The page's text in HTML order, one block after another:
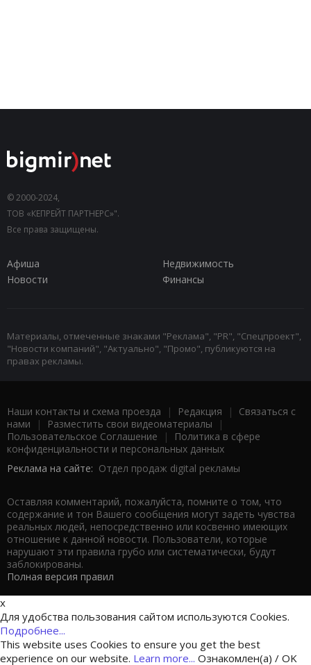
© 2000-2024,
ТОВ «КЕПРЕЙТ ПАРТНЕРС»".
Все права защищены.
Афиша
Недвижимость
Новости
Финансы
Материалы, отмеченные знаками "Реклама", "PR", "Спецпроект",
"Новости компаний", "Актуально", "Промо", публикуются на
правах рекламы.
Наши контакты и схема проезда | Редакция | Связаться с
нами | Разместить свои видеоматериалы |
Пользовательское Соглашение |
Политика в сфере
конфиденциальности и персональных данных
Реклама на сайте: Отдел продаж digital рекламы
Оставляя комментарий, пожалуйста, помните о том, что
содержание и тон Вашего сообщения могут задеть чувства
реальных людей, непосредственно или косвенно имеющих
отношение к данной новости. Пользователи, которые
нарушают эти правила грубо или систематически, будут
заблокированы.
Полная версия правил
x
Для удобства пользования сайтом используются Cookies.
Подробнее...
This website uses Cookies to ensure you get the best
experience on our website. Learn more... Ознакомлен(а) / OK